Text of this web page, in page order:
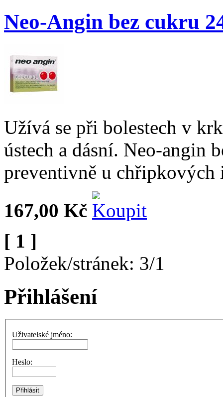
Neo-Angin bez cukru
Užívá se při bolestech v
ústech a dásní. Neo-angin
preventivně u chřipkových
167,00 Kč
[ 1 ]
Položek/stránek: 3/1
Přihlášení
Uživatelské jméno:
Heslo: